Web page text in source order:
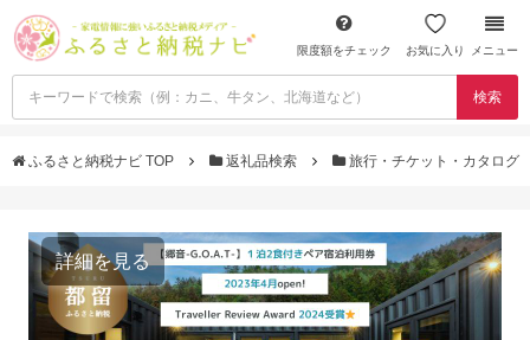
限度額をチェック お気に入り メニュー
検索
ふるさと納税ナビ TOP 返礼品検索 旅行・チケット・カタログ
詳細を見る